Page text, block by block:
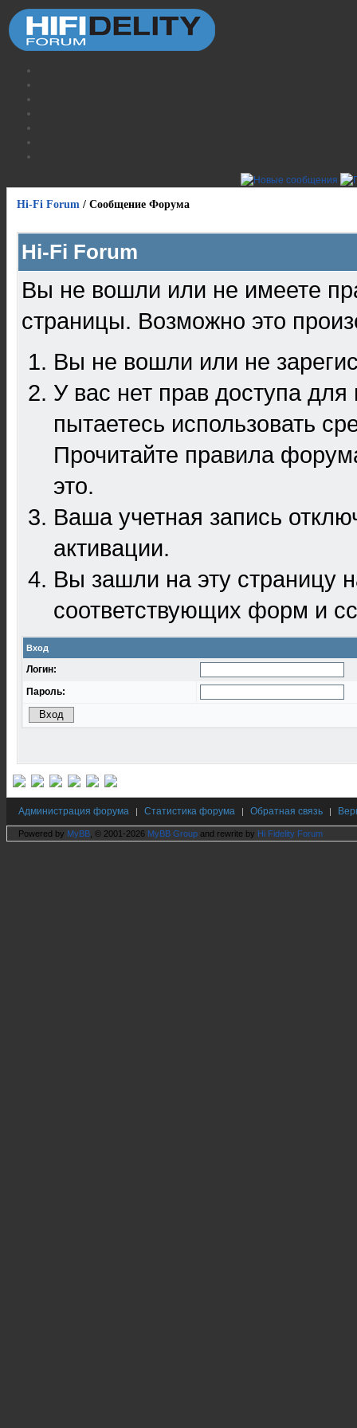
Hi-Fi Forum / Сообщение Форума
Hi-Fi Forum
Вы не вошли или не имеете
страницы. Возможно это
Вы не вошли или не
У вас нет прав доступа
пытаетесь использовать
Прочитайте правила
это.
Ваша учетная запись
активации.
Вы зашли на эту
соответствующих форм и
Вход
Логин:
Пароль:
Администрация форума | Статистика форума | Обратная связь |
Powered by MyBB , © 2001-2026 MyBB Group and rewrite by Hi Fidelity Forum